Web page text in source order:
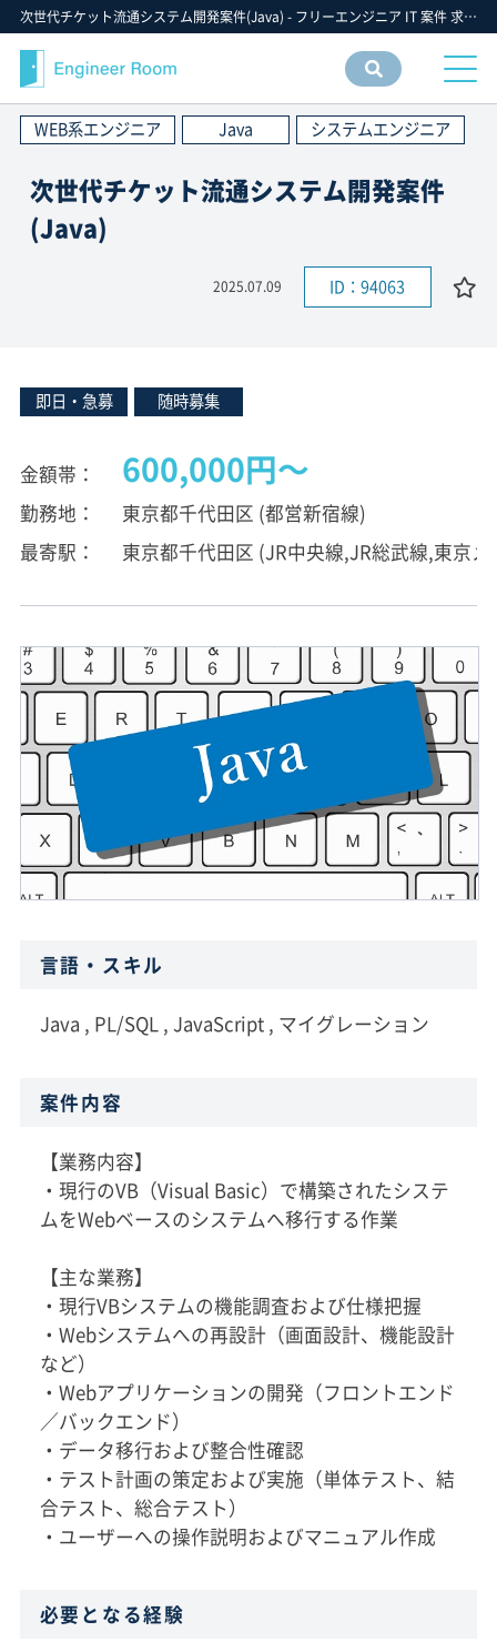
次世代チケット流通システム開発案件(Java) - フリーエンジニア IT 案件 求人【エンジニアルーム】ITフリーランス ITエンジニア IT個人事業主 仕事 転職 募集
情報
検索
WEB系エンジニア Java システムエンジニア
次世代チケット流通システム開発案件
(Java)
2025.07.09 ID：94063
即日・急募 随時募集
金額帯 600,000円〜
勤務地
東京都千代田区 (都営新宿線)
最寄駅
東京都千代田区 (JR中央線,JR総武線,東京
言語・スキル
Java , PL/SQL , JavaScript , マイグレーション
案件内容
【業務内容】
・現行のVB（Visual Basic）で構築されたシステ
ムをWebベースのシステムへ移行する作業
【主な業務】
・現行VBシステムの機能調査および仕様把握
・Webシステムへの再設計（画面設計、機能設計
など）
・Webアプリケーションの開発（フロントエンド
／バックエンド）
・データ移行および整合性確認
・テスト計画の策定および実施（単体テスト、結
合テスト、総合テスト）
・ユーザーへの操作説明およびマニュアル作成
必要となる経験